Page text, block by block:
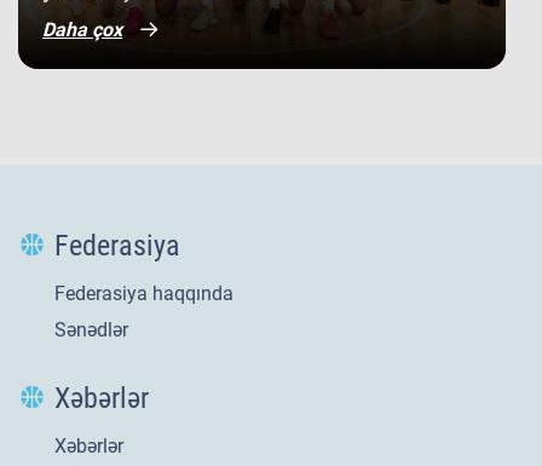
Daha çox
Yeni
Federasiya
Federasiya haqqında
Sənədlər
Xəbərlər
Xəbərlər